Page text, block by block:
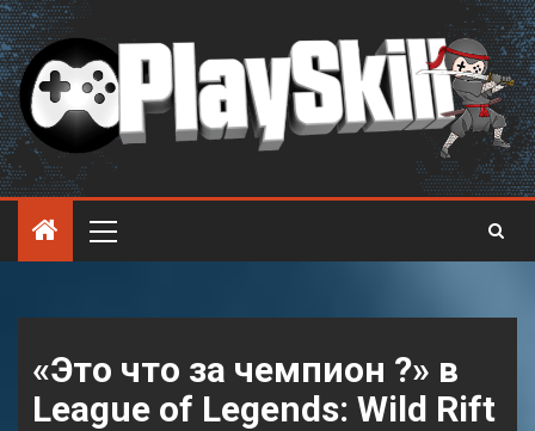
«Это что за чемпион ?» в
League of Legends: Wild Rift